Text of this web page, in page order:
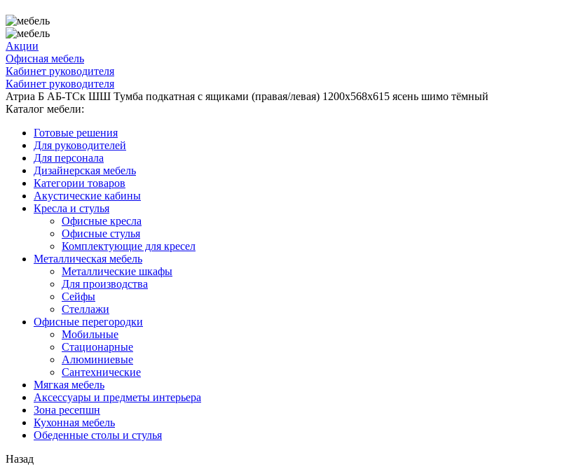
Акции
Офисная мебель
Кабинет руководителя
Кабинет руководителя
Атриа Б АБ-ТСк ШШ Тумба подкатная с ящиками (правая/левая) 1200х568х615 ясень шимо тёмный
Каталог мебели:
Готовые решения
Для руководителей
Для персонала
Дизайнерская мебель
Категории товаров
Акустические кабины
Кресла и стулья
Офисные кресла
Офисные стулья
Комплектующие для кресел
Металлическая мебель
Металлические шкафы
Для производства
Сейфы
Стеллажи
Офисные перегородки
Мобильные
Стационарные
Алюминиевые
Сантехнические
Мягкая мебель
Аксессуары и предметы интерьера
Зона ресепшн
Кухонная мебель
Обеденные столы и стулья
Назад